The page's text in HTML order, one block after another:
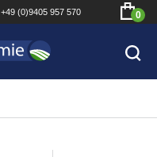
+49 (0)9405 957 570 0